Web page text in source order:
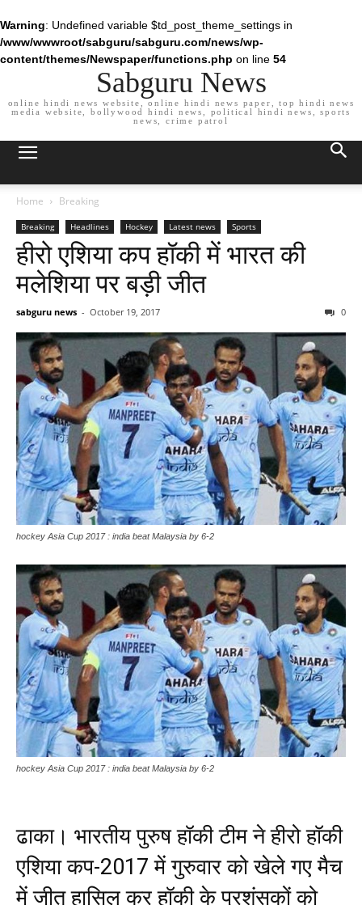
Warning: Undefined variable $td_post_theme_settings in
/www/wwwroot/sabguru/sabguru.com/news/wp-
content/themes/Newspaper/functions.php on line 54
Sabguru News
online hindi news website, online hindi news paper, top hindi news
media website, bollywood hindi news, political hindi news, sports
news, crime patrol
Home Breaking
Breaking Headlines Hockey Latest news Sports
हीरो एशिया कप हॉकी में भारत की
मलेशिया पर बड़ी जीत
sabguru news - October 19, 2017 0
hockey Asia Cup 2017 : india beat Malaysia by 6-2
hockey Asia Cup 2017 : india beat Malaysia by 6-2
ढाका। भारतीय पुरुष हॉकी टीम ने हीरो हॉकी
एशिया कप-2017 में गुरुवार को खेले गए मैच
में जीत हासिल कर हॉकी के प्रशंसकों को